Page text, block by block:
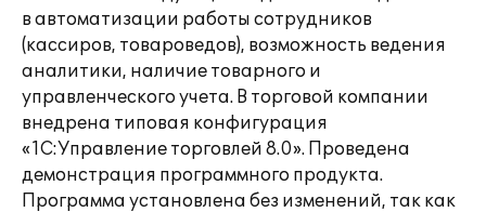
в автоматизации работы сотрудников
(кассиров, товароведов), возможность ведения
аналитики, наличие товарного и
управленческого учета. В торговой компании
внедрена типовая конфигурация
«1С:Управление торговлей 8.0». Проведена
демонстрация программного продукта.
Программа установлена без изменений, так как